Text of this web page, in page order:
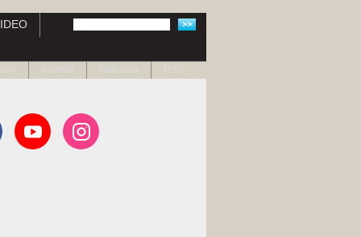
Kontakt Reklama RSS